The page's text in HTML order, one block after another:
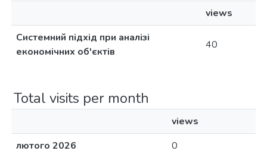
views
Системний підхід при аналізі
економічних об'єктів
40
Total visits per month
views
лютого 2026
0